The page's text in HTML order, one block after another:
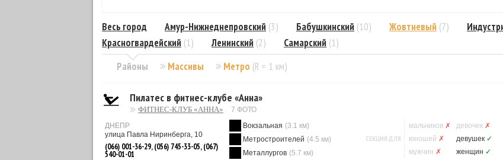
Районы
Весь город Амур-Нижнеднепровский (3) Бабушкинский (10) Жовтневый (7)
Красногвардейский (1) Ленинский (2) Самарский (1)
Массивы
Метро (R = 1 км)
Пилатес в фитнес-клубе «Анна»
ФИТНЕС-КЛУБ «АННА»
7 ФОТО
ДНЕПР
улица Павла Ниринберга, 10
(066) 001-36-29, (056) 745-33-05, (067)
540-01-01
Вокзальная (3.1 км)
Метростроителей (4.5 км)
Металлургов (5.7 км)
СЕКЦИЯ ДЛЯ
мальчиков ✗ девочек ✗
юношей ✗ девушек ✓
мужчин ✗ женщин ✓